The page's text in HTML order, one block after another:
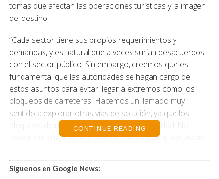
tomas que afectan las operaciones turísticas y la imagen
del destino.
“Cada sector tiene sus propios requerimientos y
demandas, y es natural que a veces surjan desacuerdos
con el sector público. Sin embargo, creemos que es
fundamental que las autoridades se hagan cargo de
estos asuntos para evitar llegar a extremos como los
bloqueos de carreteras. Hacemos un llamado muy
sentido a explorar otras vías de solución, ya que los
bloqueos de rutas afectan a toda la comunidad. No
puede ser que, frente a diversas demandas que puedan
vulnerando los derechos fundamentales de toda una
población y permitiendo que esto se prolongue por más
CONTINUE READING
Síguenos en Google News: